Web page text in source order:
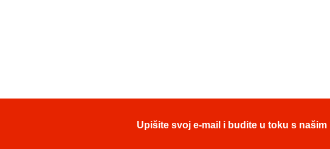
Upišite svoj e-mail i budite u toku s